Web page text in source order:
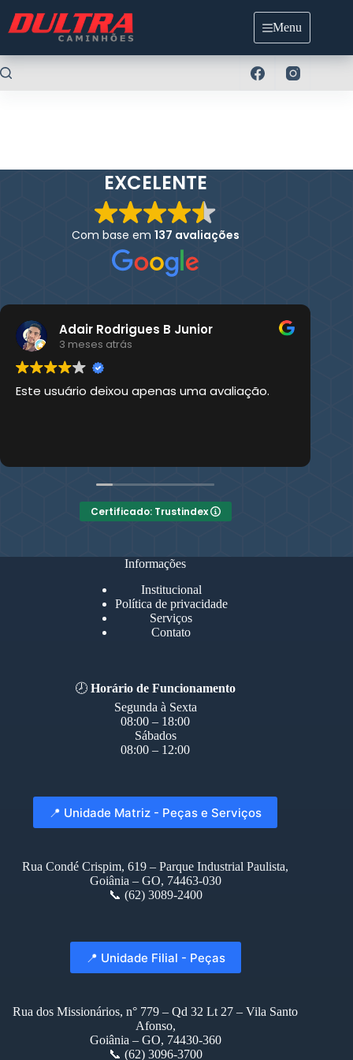
para
Menu
EXCELENTE
Com base em 137 avaliações
Adair Rodrigues B Junior
3 meses atrás
Este usuário deixou apenas uma avaliação.
Certificado: Trustindex
Informações
Institucional
Política de privacidade
Serviços
Contato
🕗Horário de Funcionamento
Segunda à Sexta
08:00 – 18:00
Sábados
08:00 – 12:00
📍 Unidade Matriz - Peças e Serviços
Rua Condé Crispim, 619 – Parque Industrial Paulista,
Goiânia – GO, 74463-030
📞 (62) 3089-2400
📍 Unidade Filial - Peças
Rua dos Missionários, n° 779 – Qd 32 Lt 27 – Vila Santo
Afonso,
Goiânia – GO, 74430-360
📞 (62) 3096-3700